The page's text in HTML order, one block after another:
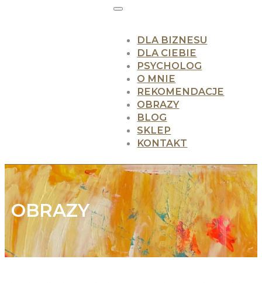
DLA BIZNESU
DLA CIEBIE
PSYCHOLOG
O MNIE
REKOMENDACJE
OBRAZY
BLOG
SKLEP
KONTAKT
OBRAZY